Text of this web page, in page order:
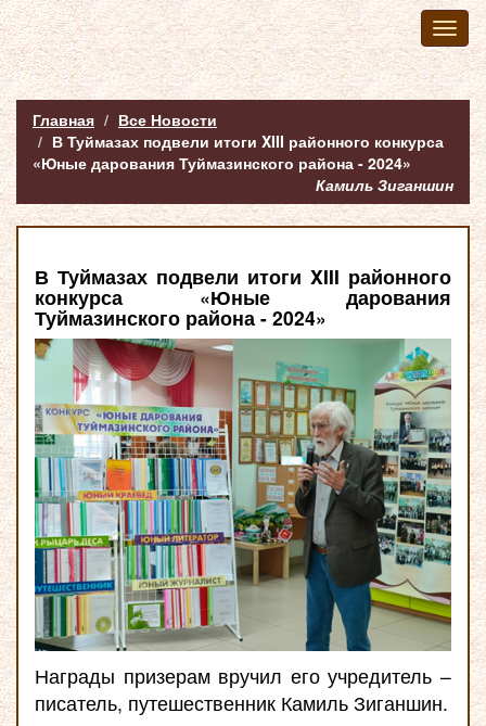
Главная
Все Новости
В Туймазах подвели итоги XIII районного конкурса
«Юные дарования Туймазинского района - 2024»
Камиль Зиганшин
В Туймазах подвели итоги XIII районного
конкурса «Юные дарования
Туймазинского района - 2024»
Награды призерам вручил его учредитель –
писатель, путешественник Камиль Зиганшин.